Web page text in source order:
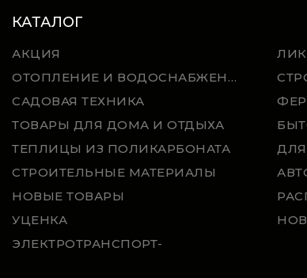
КАТАЛОГ
АКЦИЯ
ОТОПЛЕНИЕ И ВОДОСНАБЖЕНИЕ
САДОВАЯ ТЕХНИКА
ТОВАРЫ ДЛЯ ДОМА И ОТДЫХА
ТЕПЛИЦЫ ИЗ ПОЛИКАРБОНАТА
ДЛЯ
СТРОИТЕЛЬНЫЕ МАТЕРИАЛЫ
НОВЫЕ ТОВАРЫ
УЦЕНКА
ЭЛЕКТРОТРАНСПОРТ-